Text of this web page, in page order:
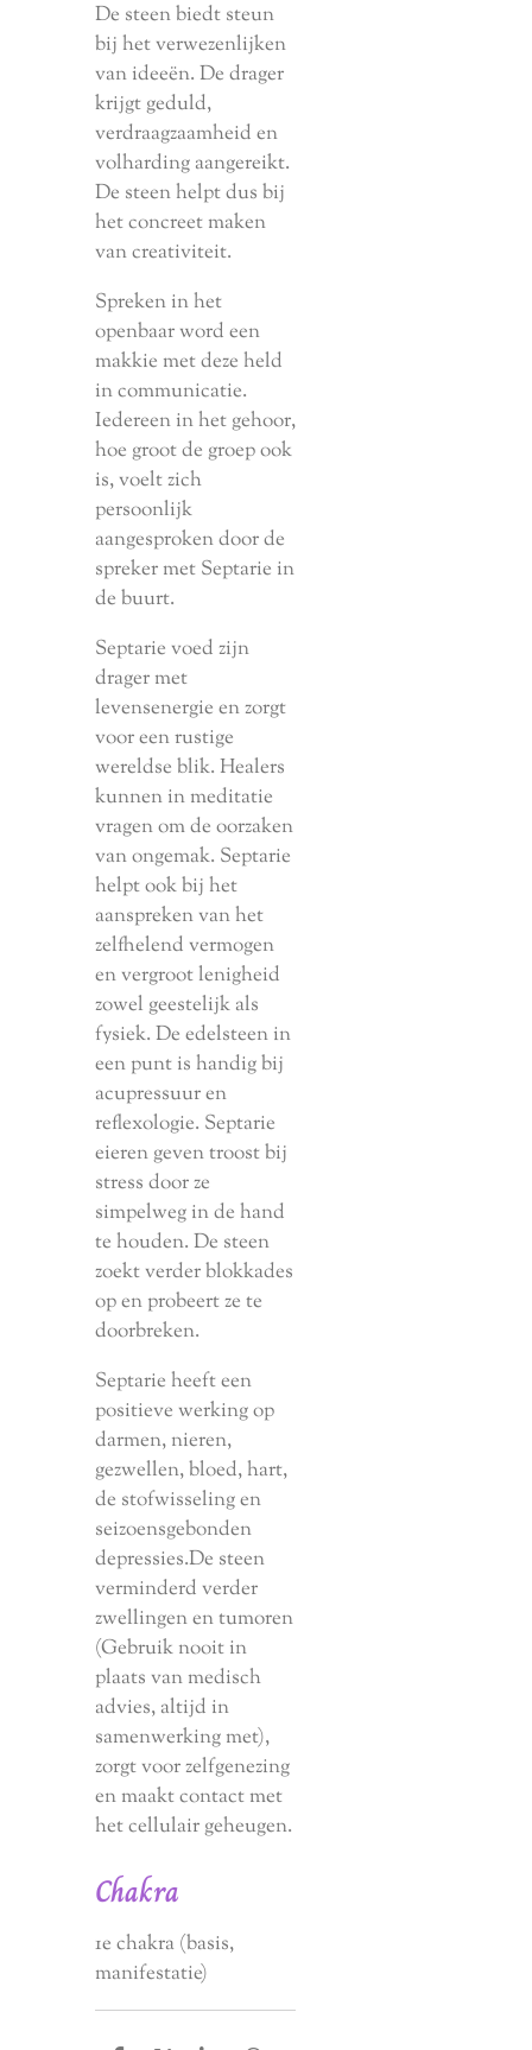
De steen biedt steun
bij het verwezenlijken
van ideeën. De drager
krijgt geduld,
verdraagzaamheid en
volharding aangereikt.
De steen helpt dus bij
het concreet maken
van creativiteit.
Spreken in het
openbaar word een
makkie met deze held
in communicatie.
Iedereen in het gehoor,
hoe groot de groep ook
is, voelt zich
persoonlijk
aangesproken door de
spreker met Septarie in
de buurt.
Septarie voed zijn
drager met
levensenergie en zorgt
voor een rustige
wereldse blik. Healers
kunnen in meditatie
vragen om de oorzaken
van ongemak. Septarie
helpt ook bij het
aanspreken van het
zelfhelend vermogen
en vergroot lenigheid
zowel geestelijk als
fysiek. De edelsteen in
een punt is handig bij
acupressuur en
reflexologie. Septarie
eieren geven troost bij
stress door ze
simpelweg in de hand
te houden. De steen
zoekt verder blokkades
op en probeert ze te
doorbreken.
Septarie heeft een
positieve werking op
darmen, nieren,
gezwellen, bloed, hart,
de stofwisseling en
seizoensgebonden
depressies.De steen
verminderd verder
zwellingen en tumoren
(Gebruik nooit in
plaats van medisch
advies, altijd in
samenwerking met),
zorgt voor zelfgenezing
en maakt contact met
het cellulair geheugen.
Chakra
1e chakra (basis,
manifestatie)